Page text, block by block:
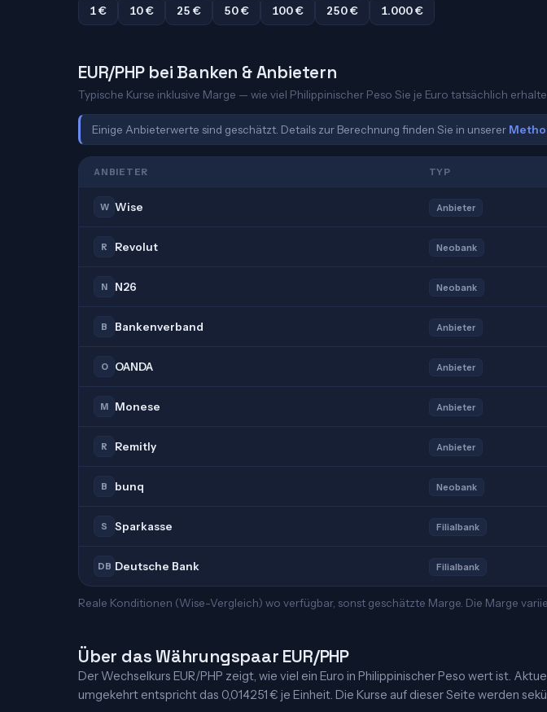
1 € 10 € 25 € 50 € 100 € 250 € 1.000 €
EUR/PHP bei Banken & Anbietern
Typische Kurse inklusive Marge — wie viel Philippinischer Peso Sie je Euro tatsächlich
Einige Anbieterwerte sind geschätzt. Details zur Berechnung finden Sie in unserer
ANBIETER TYP
W Wise Anbieter
R Revolut Neobank
N N26 Neobank
B Bankenverband Anbieter
O OANDA Anbieter
M Monese Anbieter
R Remitly Anbieter
B bunq Neobank
S Sparkasse Filialbank
DB Deutsche Bank Filialbank
Reale Konditionen (Wise-Vergleich) wo verfügbar, sonst geschätzte Marge. Die Marge
Über das Währungspaar EUR/PHP
Der Wechselkurs EUR/PHP zeigt, wie viel ein Euro in Philippinischer Peso wert ist.
umgekehrt entspricht das 0,014251 € je Einheit. Die Kurse auf dieser Seite werden